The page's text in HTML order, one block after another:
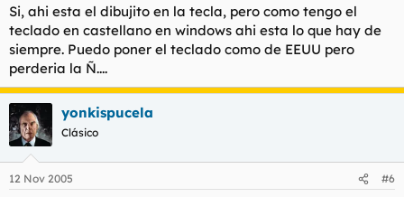
Si, ahi esta el dibujito en la tecla, pero como tengo el
teclado en castellano en windows ahi esta lo que hay de
siempre. Puedo poner el teclado como de EEUU pero
perderia la Ñ....
yonkispucela
Clásico
12 Nov 2005 #6